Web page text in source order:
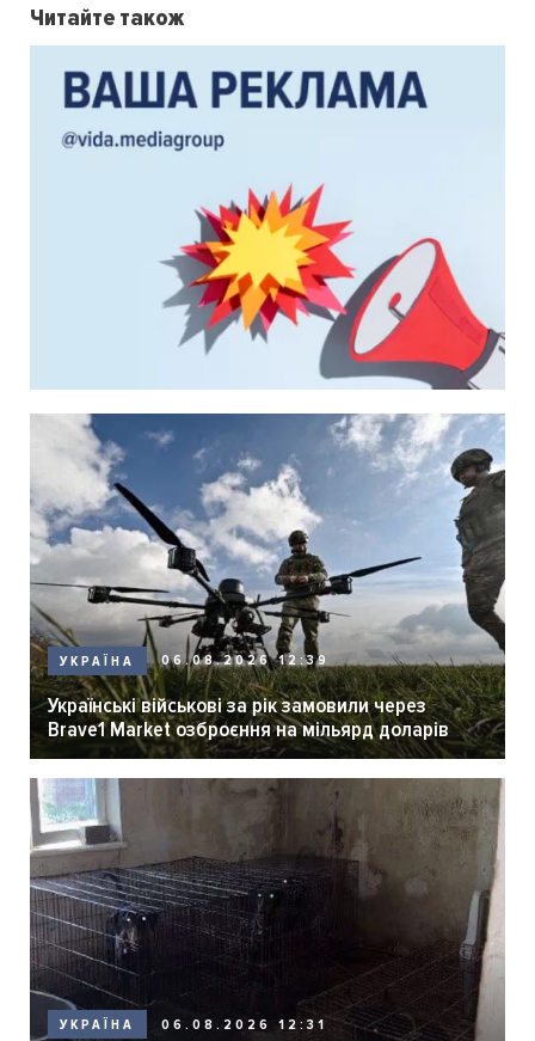
Читайте також
УКРАЇНА 06.08.2026 12:39
Українські військові за рік замовили через
Brave1 Market озброєння на мільярд доларів
УКРАЇНА 06.08.2026 12:31